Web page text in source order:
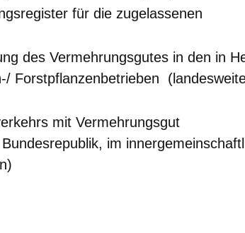
für die zugelassenen
des Vermehrungsgutes in den in
Forstpflanzenbetrieben
mit Vermehrungsgut
im